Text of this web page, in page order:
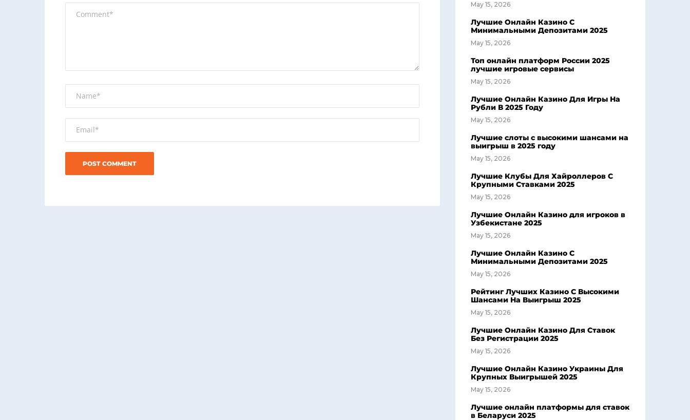
May 15, 2026
Лучшие Онлайн Казино С
Минимальными Депозитами 2025
May 15, 2026
Топ онлайн платформ России 2025
лучшие игровые сервисы
May 15, 2026
Лучшие Онлайн Казино Для Игры На
Рубли В 2025 Году
May 15, 2026
Лучшие слоты с высокими шансами на
выигрыш в 2025 году
May 15, 2026
Лучшие Клубы Для Хайроллеров С
Крупными Ставками 2025
May 15, 2026
Лучшие Онлайн Казино для игроков в
Узбекистане 2025
May 15, 2026
Лучшие Онлайн Казино С
Минимальными Депозитами 2025
May 15, 2026
Рейтинг Лучших Казино С Высокими
Шансами На Выигрыш 2025
May 15, 2026
Лучшие Онлайн Казино Для Ставок
Без Регистрации 2025
May 15, 2026
Лучшие Онлайн Казино Украины Для
Крупных Выигрышей 2025
May 15, 2026
Лучшие онлайн платформы для ставок
в Беларуси 2025